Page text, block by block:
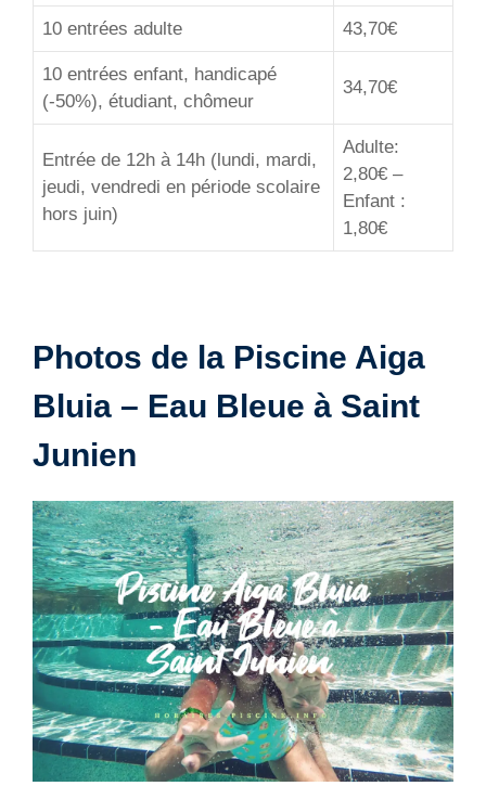
10 entrées adulte 43,70€
10 entrées enfant, handicapé
(-50%), étudiant, chômeur
34,70€
Entrée de 12h à 14h (lundi, mardi,
jeudi, vendredi en période scolaire
hors juin)
Adulte:
2,80€ –
Enfant :
1,80€
Photos de la Piscine Aiga
Bluia – Eau Bleue à Saint
Junien